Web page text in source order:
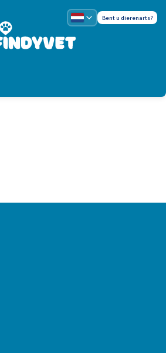
Bent u dierenarts?